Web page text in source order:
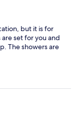
but it is for
set for you and
The showers are